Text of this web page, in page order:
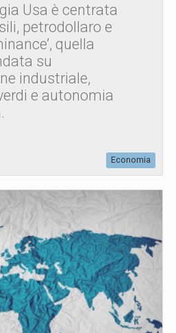
Usa è centrata
petrodollaro e
quella
su
industriale,
e autonomia
Economia